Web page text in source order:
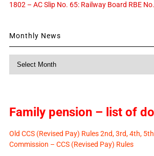
1802 – AC Slip No. 65: Railway Board RBE
Monthly News
Monthly
Family pension – list of
Old CCS (Revised Pay) Rules 2nd, 3rd, 4th,
Commission – CCS (Revised Pay) Rules